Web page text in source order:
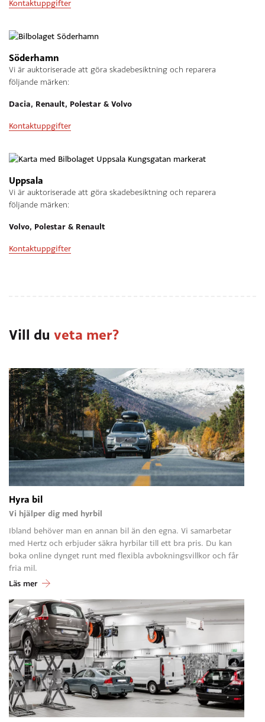
Kontaktuppgifter
Söderhamn
Vi är auktoriserade att göra skadebesiktning och reparera
följande märken:
Dacia, Renault, Polestar & Volvo
Kontaktuppgifter
Uppsala
Vi är auktoriserade att göra skadebesiktning och reparera
följande märken:
Volvo, Polestar & Renault
Kontaktuppgifter
Vill du veta mer?
Hyra bil
Vi hjälper dig med hyrbil
Ibland behöver man en annan bil än den egna. Vi samarbetar
med Hertz och erbjuder säkra hyrbilar till ett bra pris. Du kan
boka online dynget runt med flexibla avbokningsvillkor och får
fria mil.
Läs mer